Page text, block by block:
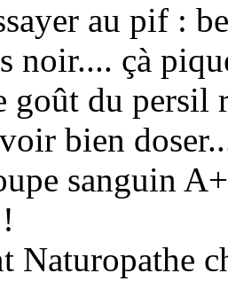
au pif :
noir.... çà
goût du persil
bien
sanguin
Naturopathe